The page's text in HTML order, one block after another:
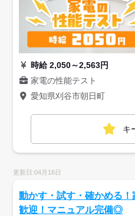
時給 2,050～2,563円
家電の性能テスト
愛知県刈谷市朝日町
キ
更新日:04月16日
動かす・試す・確かめる
歓迎！マニュアル完備◎